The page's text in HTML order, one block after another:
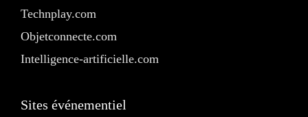
Technplay.com
Objetconnecte.com
Intelligence-artificielle.com
Sites événementiel